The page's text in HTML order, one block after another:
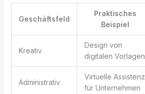
Geschäftsfeld
Praktisches
Beispiel
Kreativ
Design von
digitalen Vorlagen
Administrativ
Virtuelle Assistenz
für Unternehmen